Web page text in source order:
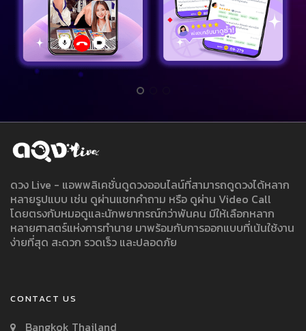
ดวง Live - แอพพลิเคชั่นดูดวงออนไลน์ที่สามารถดูดวงได้หลาก
หลายรูปแบบ เช่น ดูผ่านแชทคำถาม หรือ ดูผ่าน Video Call
โดยตรงกับหมอดูและนักพยากรณ์กว่าพันคน มีให้เลือกหลาก
หลายศาสตร์แห่งการทำนาย มาพร้อมกับการออกแบบที่เน้นใช้งาน
ง่ายที่สุด สะดวก รวดเร็ว และปลอดภัย
CONTACT US
Bangkok Thailand